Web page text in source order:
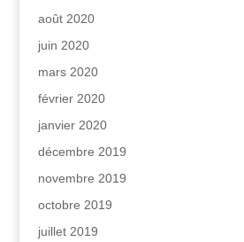
août 2020
juin 2020
mars 2020
février 2020
janvier 2020
décembre 2019
novembre 2019
octobre 2019
juillet 2019